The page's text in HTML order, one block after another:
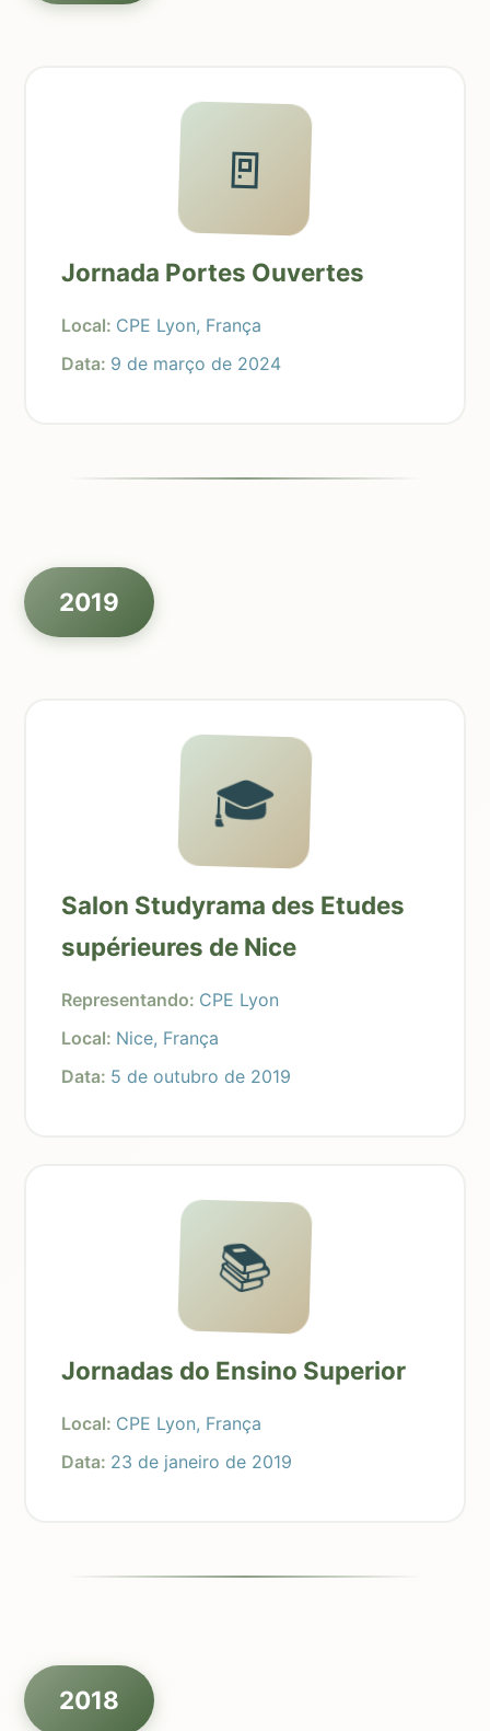
🚪
Jornada Portes Ouvertes
Local: CPE Lyon, França
Data: 9 de março de 2024
2019
🎓
Salon Studyrama des Etudes
supérieures de Nice
Representando: CPE Lyon
Local: Nice, França
Data: 5 de outubro de 2019
📚
Jornadas do Ensino Superior
Local: CPE Lyon, França
Data: 23 de janeiro de 2019
2018